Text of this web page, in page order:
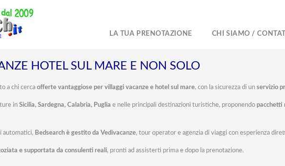
LA TUA PRENOTAZIONE CHI SIAMO /
HOTEL SUL MARE E NON SOLO
a chi cerca offerte vantaggiose per villaggi vacanze e hotel sul mare, con la sicurezza di un servizio
in Sicilia, Sardegna, Calabria, Puglia e nelle principali destinazioni turistiche, proponendo pacchetti
automatici, Bedsearch è gestito da Vedivacanze, tour operator e agenzia di viaggi con esperienza
e supportata da consulenti reali, pronti ad assisterti prima e dopo la prenotazione.